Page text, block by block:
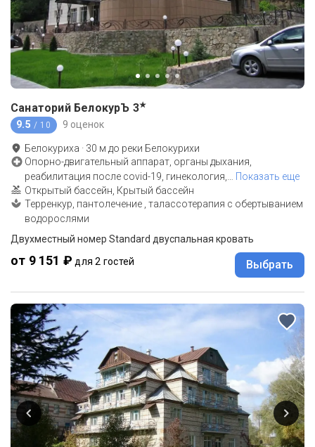
Санаторий БелокурЪ 3★
9.5 / 10 9 оценок
Белокуриха · 30 м до реки Белокурихи
Опорно-двигательный аппарат, органы дыхания,
реабилитация после covid-19, гинекология,
Показать еще
Открытый бассейн, Крытый бассейн
Терренкур, пантолечение , талассотерапия с обертыванием
водорослями
Двухместный номер Standard двуспальная кровать
от 9 151 ₽ для 2 гостей Выбрать